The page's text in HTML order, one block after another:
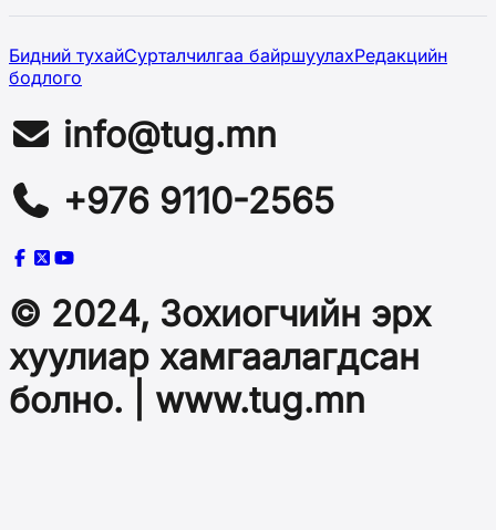
Бидний тухайСурталчилгаа байршуулахРедакцийн
бодлого
info@tug.mn
+976 9110-2565
© 2024, Зохиогчийн эрх
хуулиар хамгаалагдсан
болно. | www.tug.mn